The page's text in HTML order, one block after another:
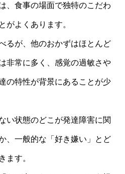
、食事の場面で独特のこだわ
がよくあります。
るが、他のおかずはほとんど
非常に多く、感覚の過敏さや
の特性が背景にあることが少
い状態のどこが発達障害に関
、一般的な「好き嫌い」とど
ます。